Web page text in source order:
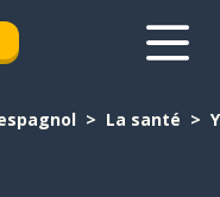
La santé